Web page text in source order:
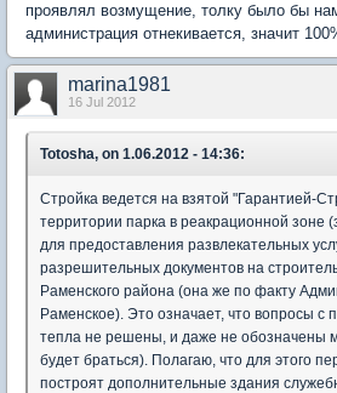
проявлял возмущение, толку было бы
администрация отнекивается, значит
marina1981
16 Jul 2012
Totosha, on 1.06.2012 - 14:36:
Стройка ведется на взятой "Гарантией-
территории парка в реакрационной зоне
для предоставления развлекательных
разрешительных документов на
Раменского района (она же по факту
Раменское). Это означает, что вопросы с
тепла не решены, и даже не обозначены
будет браться). Полагаю, что для этого
построят дополнительные здания